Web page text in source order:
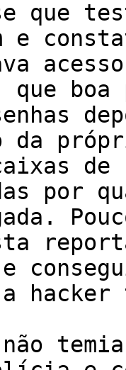
que
e
boa
da
de
por